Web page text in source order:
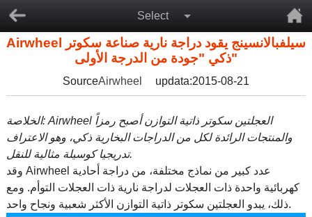
Select
Airwheel سيلفبالانسينج يقود دراجة نارية صناعة سكوتر
ذكي "جودة من الدرجة الأولى"
SourceAirwheel updata:2015-08-21
الخلاصة: Airwheel العجلتين سكوتر ذاتية التوازن أصبح رمزاً
والمنتجات الرائدة لكل من الدراجات البخارية ذكي، وهو الاعتراف
تدريجيا كوسيلة مثالية للنقل.
وقد Airwheel عدد كبير من نماذج مختلفة، من دراجة أحادية
كهربائية واحدة ذات العجلات لدراجة نارية ذات العجلات التوأم. ومع
ذلك، يبدو العجلتين سكوتر ذاتية التوازن الأكثر شعبية ونجاح واحد.